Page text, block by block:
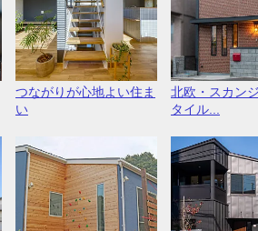
つながりが心地よい住ま
い
北欧・スカン
タイル...